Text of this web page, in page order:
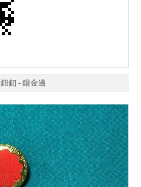
鈕釦 - 鑲金邊